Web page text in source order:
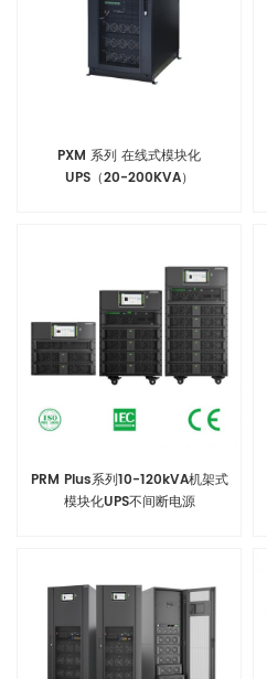
PXM 系列 在线式模块化
UPS（20-200KVA）
PRM Plus系列10-120kVA机架式
模块化UPS不间断电源